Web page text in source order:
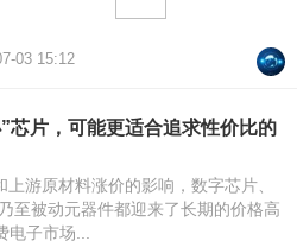
03 15:12
片，可能更适合追求性价比的
游原材料涨价的影响，数字芯片、
至被动元器件都迎来了长期的价格高
子市场...